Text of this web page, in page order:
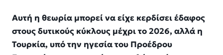
Αυτή η θεωρία μπορεί να είχε κερδίσει έδαφος
στους δυτικούς κύκλους μέχρι το 2026, αλλά η
Τουρκία, υπό την ηγεσία του Προέδρου